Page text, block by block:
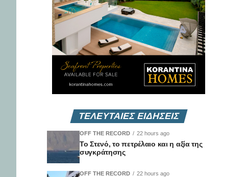
ΤΕΛΕΥΤΑΙΕΣ ΕΙΔΗΣΕΙΣ
OFF THE RECORD 22 hours ago
Το Στενό, το πετρέλαιο και η αξία της
συγκράτησης
OFF THE RECORD 22 hours ago